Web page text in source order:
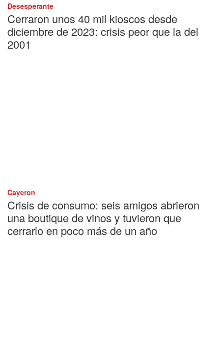
Desesperante
Cerraron unos 40 mil kioscos desde
diciembre de 2023: crisis peor que la del
2001
Cayeron
Crisis de consumo: seis amigos abrieron
una boutique de vinos y tuvieron que
cerrarlo en poco más de un año